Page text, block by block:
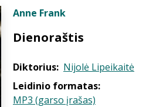
Anne Frank
Dienoraštis
Diktorius: Nijolė Lipeikaitė
Leidinio formatas:
MP3 (garso įrašas)